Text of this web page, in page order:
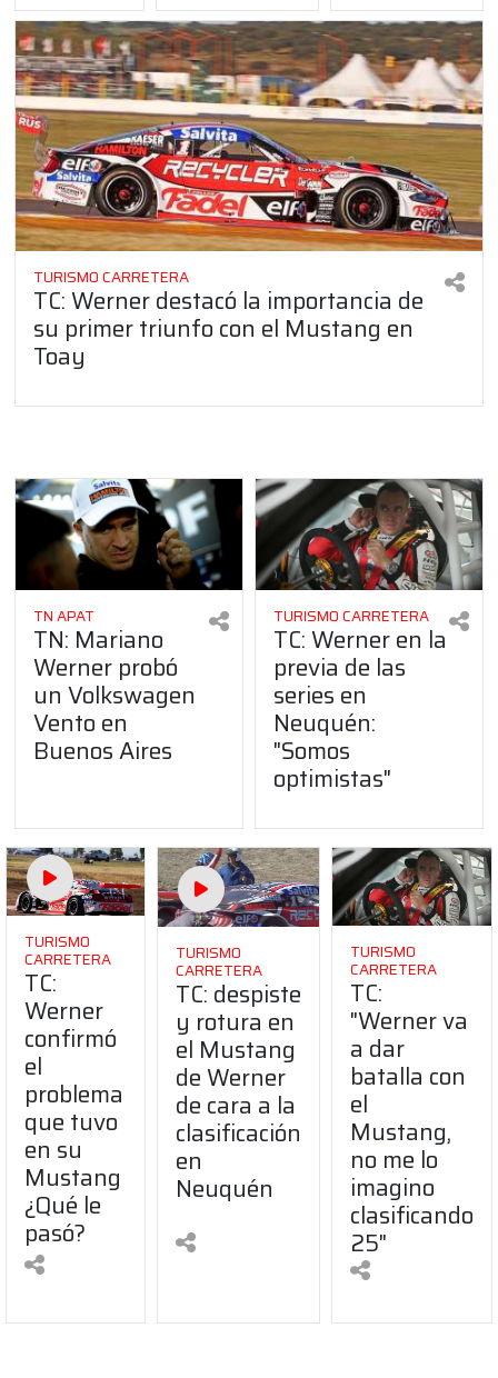
TURISMO CARRETERA
TC: Werner destacó la importancia de
su primer triunfo con el Mustang en
Toay
TN APAT
TN: Mariano
Werner probó
un Volkswagen
Vento en
Buenos Aires
TURISMO CARRETERA
TC: Werner en la
previa de las
series en
Neuquén:
"Somos
optimistas"
TURISMO
CARRETERA
TC:
Werner
confirmó
el
problema
que tuvo
en su
Mustang
¿Qué le
pasó?
TURISMO
CARRETERA
TC: despiste
y rotura en
el Mustang
de Werner
de cara a la
clasificación
en
Neuquén
TURISMO
CARRETERA
TC:
"Werner va
a dar
batalla con
el
Mustang,
no me lo
imagino
clasificando
25"